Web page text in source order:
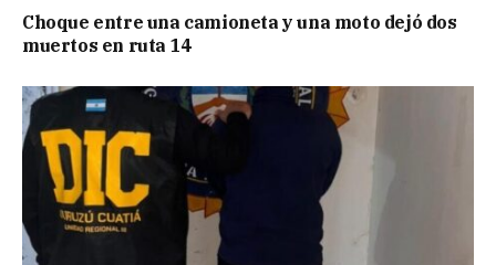
Choque entre una camioneta y una moto dejó dos
muertos en ruta 14